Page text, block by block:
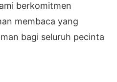
berkomitmen
membaca yang
bagi seluruh pecinta